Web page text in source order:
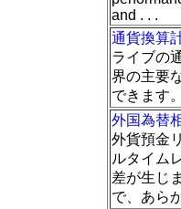
and . . .
通貨換算
ライブの
界の主要
できます。
外国為替
外貨預金
ルタイム
差が生じ
で、あら